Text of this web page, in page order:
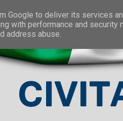
Google to deliver its services
with performance and
address abuse.